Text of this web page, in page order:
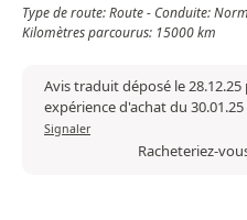
Type de route: Route - Conduite:
Kilomètres parcourus: 15000 km
Avis traduit déposé le
expérience d'achat du 30.01.25
Signaler
Racheteriez-